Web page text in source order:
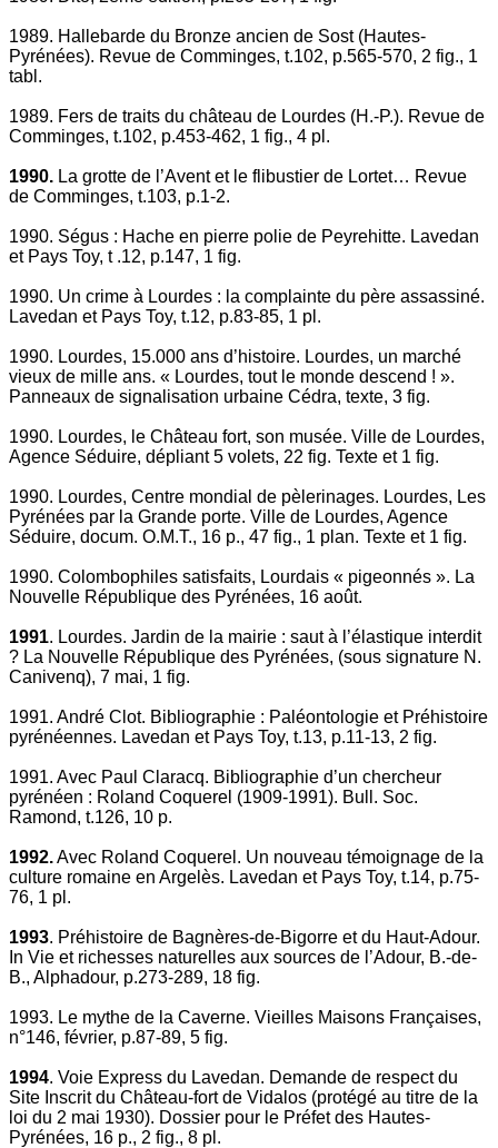
1989. Hallebarde du Bronze ancien de Sost (Hautes-
Pyrénées). Revue de Comminges, t.102, p.565-570, 2 fig., 1
tabl.
1989. Fers de traits du château de Lourdes (H.-P.). Revue de
Comminges, t.102, p.453-462, 1 fig., 4 pl.
1990. La grotte de l’Avent et le flibustier de Lortet… Revue
de Comminges, t.103, p.1-2.
1990. Ségus : Hache en pierre polie de Peyrehitte. Lavedan
et Pays Toy, t .12, p.147, 1 fig.
1990. Un crime à Lourdes : la complainte du père assassiné.
Lavedan et Pays Toy, t.12, p.83-85, 1 pl.
1990. Lourdes, 15.000 ans d’histoire. Lourdes, un marché
vieux de mille ans. « Lourdes, tout le monde descend ! ».
Panneaux de signalisation urbaine Cédra, texte, 3 fig.
1990. Lourdes, le Château fort, son musée. Ville de Lourdes,
Agence Séduire, dépliant 5 volets, 22 fig. Texte et 1 fig.
1990. Lourdes, Centre mondial de pèlerinages. Lourdes, Les
Pyrénées par la Grande porte. Ville de Lourdes, Agence
Séduire, docum. O.M.T., 16 p., 47 fig., 1 plan. Texte et 1 fig.
1990. Colombophiles satisfaits, Lourdais « pigeonnés ». La
Nouvelle République des Pyrénées, 16 août.
1991. Lourdes. Jardin de la mairie : saut à l’élastique interdit
? La Nouvelle République des Pyrénées, (sous signature N.
Canivenq), 7 mai, 1 fig.
1991. André Clot. Bibliographie : Paléontologie et Préhistoire
pyrénéennes. Lavedan et Pays Toy, t.13, p.11-13, 2 fig.
1991. Avec Paul Claracq. Bibliographie d’un chercheur
pyrénéen : Roland Coquerel (1909-1991). Bull. Soc.
Ramond, t.126, 10 p.
1992.Avec Roland Coquerel. Un nouveau témoignage de la
culture romaine en Argelès. Lavedan et Pays Toy, t.14, p.75-
76, 1 pl.
1993. Préhistoire de Bagnères-de-Bigorre et du Haut-Adour.
In Vie et richesses naturelles aux sources de l’Adour, B.-de-
B., Alphadour, p.273-289, 18 fig.
1993. Le mythe de la Caverne. Vieilles Maisons Françaises,
n°146, février, p.87-89, 5 fig.
1994. Voie Express du Lavedan. Demande de respect du
Site Inscrit du Château-fort de Vidalos (protégé au titre de la
loi du 2 mai 1930). Dossier pour le Préfet des Hautes-
Pyrénées, 16 p., 2 fig., 8 pl.